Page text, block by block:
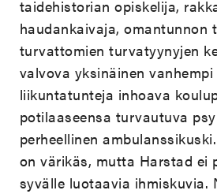
taidehistorian opiskelija,
haudankaivaja, omantunnon
turvattomien turvatyynyjen
valvova yksinäinen vanhempi
liikuntatunteja inhoava
potilaaseensa turvautuva
perheellinen
on värikäs, mutta Harstad ei
syvälle luotaavia ihmiskuvia.